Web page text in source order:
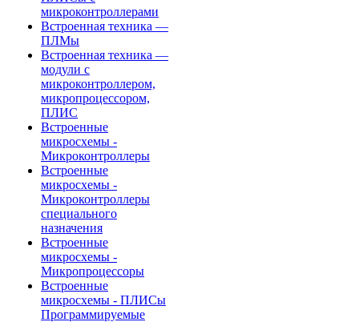
микроконтроллерами
Встроенная техника —
ПЛМы
Встроенная техника —
модули с
микроконтроллером,
микропроцессором,
ПЛИС
Встроенные
микросхемы -
Микроконтроллеры
Встроенные
микросхемы -
Микроконтроллеры
специального
назначения
Встроенные
микросхемы -
Микропроцессоры
Встроенные
микросхемы - ПЛИСы
Программируемые